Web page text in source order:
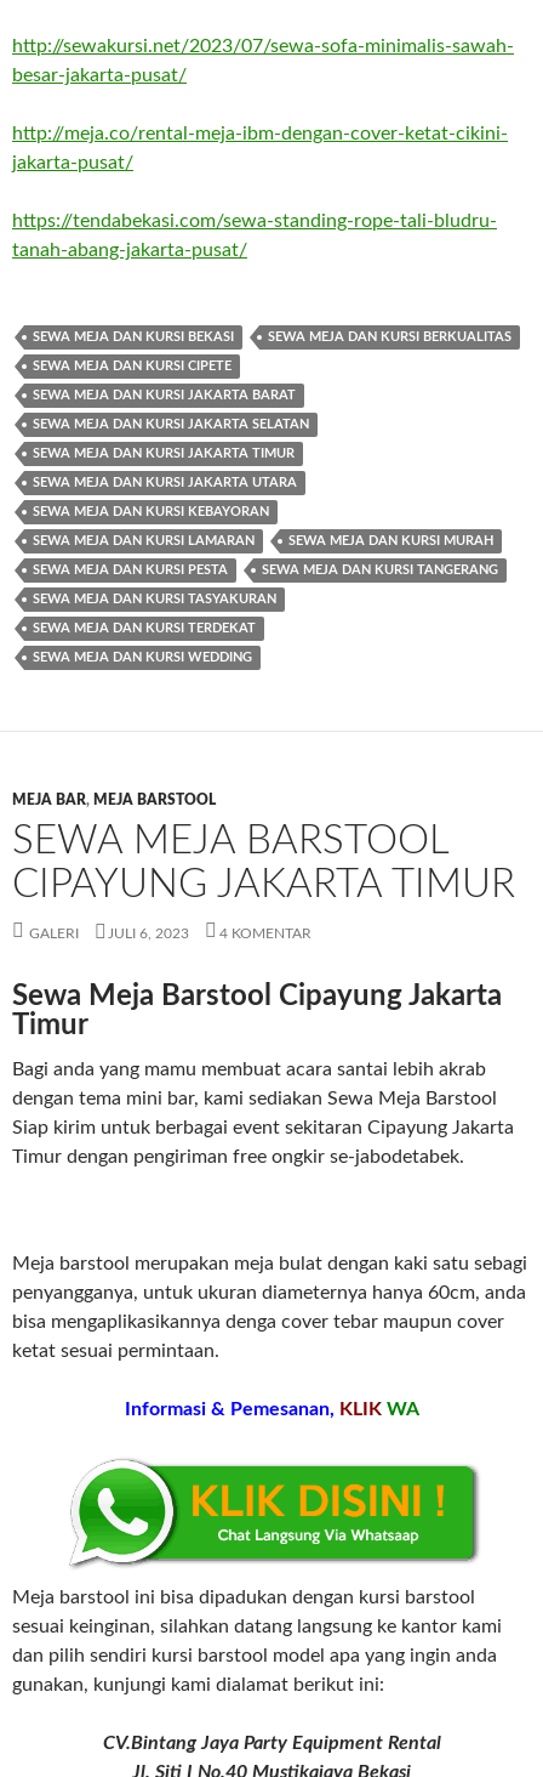
http://sewakursi.net/2023/07/sewa-sofa-minimalis-sawah-
besar-jakarta-pusat/
http://meja.co/rental-meja-ibm-dengan-cover-ketat-cikini-
jakarta-pusat/
https://tendabekasi.com/sewa-standing-rope-tali-bludru-
tanah-abang-jakarta-pusat/
SEWA MEJA DAN KURSI BEKASI SEWA MEJA DAN KURSI BERKUALITAS
SEWA MEJA DAN KURSI CIPETE
SEWA MEJA DAN KURSI JAKARTA BARAT
SEWA MEJA DAN KURSI JAKARTA SELATAN
SEWA MEJA DAN KURSI JAKARTA TIMUR
SEWA MEJA DAN KURSI JAKARTA UTARA
SEWA MEJA DAN KURSI KEBAYORAN
SEWA MEJA DAN KURSI LAMARAN SEWA MEJA DAN KURSI MURAH
SEWA MEJA DAN KURSI PESTA SEWA MEJA DAN KURSI TANGERANG
SEWA MEJA DAN KURSI TASYAKURAN
SEWA MEJA DAN KURSI TERDEKAT
SEWA MEJA DAN KURSI WEDDING
MEJA BAR, MEJA BARSTOOL
SEWA MEJA BARSTOOL
CIPAYUNG JAKARTA TIMUR
GALERI JULI 6, 2023 4 KOMENTAR
Sewa Meja Barstool Cipayung Jakarta
Timur
Bagi anda yang mamu membuat acara santai lebih akrab
dengan tema mini bar, kami sediakan Sewa Meja Barstool
Siap kirim untuk berbagai event sekitaran Cipayung Jakarta
Timur dengan pengiriman free ongkir se-jabodetabek.
Meja barstool merupakan meja bulat dengan kaki satu sebagi
penyangganya, untuk ukuran diameternya hanya 60cm, anda
bisa mengaplikasikannya denga cover tebar maupun cover
ketat sesuai permintaan.
Informasi & Pemesanan, KLIK WA
Meja barstool ini bisa dipadukan dengan kursi barstool
sesuai keinginan, silahkan datang langsung ke kantor kami
dan pilih sendiri kursi barstool model apa yang ingin anda
gunakan, kunjungi kami dialamat berikut ini:
CV.Bintang Jaya Party Equipment Rental
Jl. Siti I No.40 Mustikajaya Bekasi